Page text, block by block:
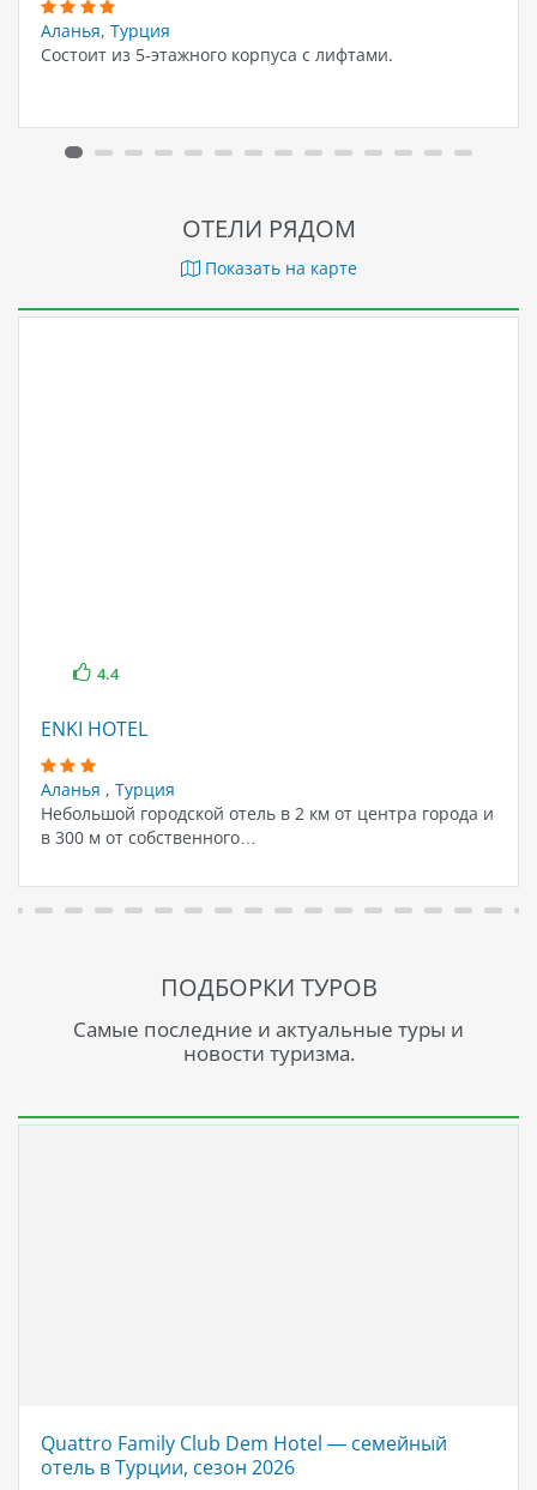
Аланья, Турция
Состоит из 5-этажного корпуса с лифтами.
ОТЕЛИ РЯДОМ
Показать на карте
4.4
ENKI HOTEL
Аланья , Турция
Небольшой городской отель в 2 км от центра города и
в 300 м от собственного…
ПОДБОРКИ ТУРОВ
Самые последние и актуальные туры и
новости туризма.
Quattro Family Club Dem Hotel — семейный
отель в Турции, сезон 2026